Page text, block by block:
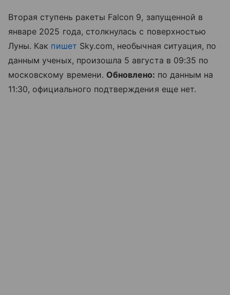
Вторая ступень ракеты Falcon 9, запущенной в
январе 2025 года, столкнулась с поверхностью
Луны. Как пишет Sky.com, необычная ситуация, по
данным ученых, произошла 5 августа в 09:35 по
московскому времени. Обновлено: по данным на
11:30, официального подтверждения еще нет.